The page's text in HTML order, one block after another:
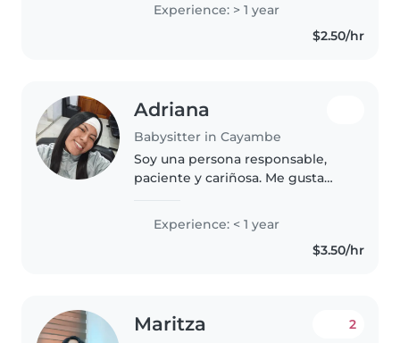
ayudar con tareas escolares.
Experience: > 1 year
$2.50/hr
Adriana
Babysitter in Cayambe
Soy una persona responsable,
paciente y cariñosa. Me gusta
en su crecimiento, brindándoles
un ambiente seguro, divertido y
Experience: < 1 year
$3.50/hr
Maritza 2